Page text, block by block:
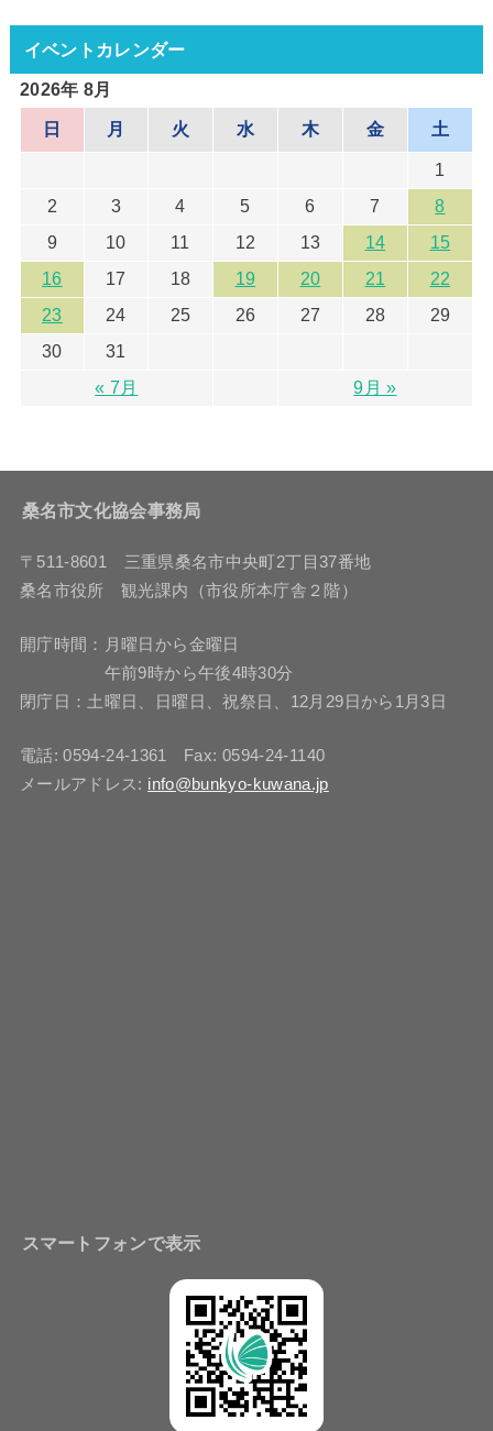
イベントカレンダー
2026年 8月
日 月 火 水 木 金 土
1
2
3 4 5 6 7
8
9
10 11 12 13 14
15
16
17 18 19 20 21
22
23
24 25 26 27 28
29
30
31
« 7月
9月 »
桑名市文化協会事務局
〒511-8601 三重県桑名市中央町2丁目37番地
桑名市役所 観光課内（市役所本庁舎２階）
開庁時間：月曜日から金曜日
午前9時から午後4時30分
閉庁日：土曜日、日曜日、祝祭日、12月29日から1月3日
電話: 0594-24-1361 Fax: 0594-24-1140
メールアドレス: info@bunkyo-kuwana.jp
スマートフォンで表示